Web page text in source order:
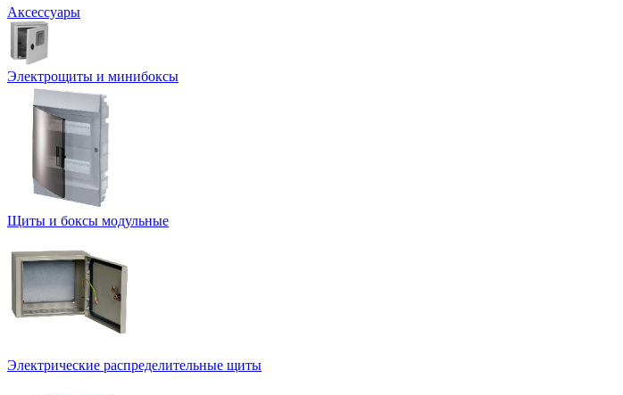
Аксессуары
Электрощиты и минибоксы
Щиты и боксы модульные
Электрические распределительные щиты